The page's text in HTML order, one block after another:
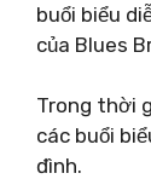
buổi biểu
của Blues
Trong thời
các buổi
đình.